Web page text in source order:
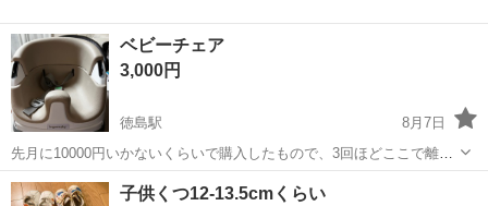
ベビーチェア
3,000円
徳島駅
8月7日
先月に10000円いかないくらいで購入したもので、3回ほどここで離乳
食をあげましたが、急遽引越が決まり、ハイチェアを買うことにしま
した。 新品同様です。 椅子にくっつけて使えるベルトも付いています
徳島 徳島市 徳島駅 ベビー
子供くつ12-13.5cmくらい